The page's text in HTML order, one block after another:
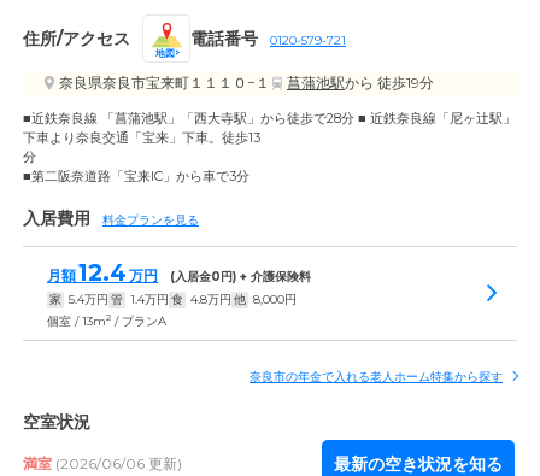
住所/アクセス
地図
電話番号 0120-579-721
奈良県奈良市宝来町１１１０−１ 菖蒲池駅から 徒歩19分
■近鉄奈良線 「菖蒲池駅」「西大寺駅」から徒歩で28分 ■ 近鉄奈良線「尼ヶ辻駅」
下車より奈良交通「宝来」下車。徒歩13
■第二阪奈道路「宝来IC」から車で3分
入居費用 料金プランを見る
月額12.4 万円 (入居金0円) + 介護保険料
家 5.4万円 管 1.4万円 食 4.8万円 他 8,000円
個室 / 13m2 / プランA
奈良市の年金で入れる老人ホーム特集から探す
空室状況
満室 (2026/06/06 更新) 最新の空き状況を知る